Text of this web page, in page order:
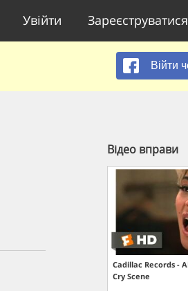
Увійти Зареєструватися
Війти
Відео вправи
Cadillac Records -
Cry Scene